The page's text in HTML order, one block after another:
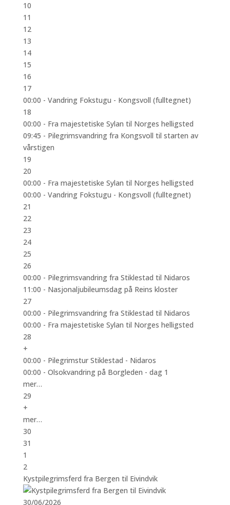
10
11
12
13
14
15
16
17
00:00 - Vandring Fokstugu - Kongsvoll (fulltegnet)
18
00:00 - Fra majestetiske Sylan til Norges helligsted
09:45 - Pilegrimsvandring fra Kongsvoll til starten av
vårstigen
19
20
00:00 - Fra majestetiske Sylan til Norges helligsted
00:00 - Vandring Fokstugu - Kongsvoll (fulltegnet)
21
22
23
24
25
26
00:00 - Pilegrimsvandring fra Stiklestad til Nidaros
11:00 - Nasjonaljubileumsdag på Reins kloster
27
00:00 - Pilegrimsvandring fra Stiklestad til Nidaros
00:00 - Fra majestetiske Sylan til Norges helligsted
28
+
00:00 - Pilegrimstur Stiklestad - Nidaros
00:00 - Olsokvandring på Borgleden - dag 1
mer…
29
+
mer…
30
31
1
2
Kystpilegrimsferd fra Bergen til Eivindvik
30/06/2026